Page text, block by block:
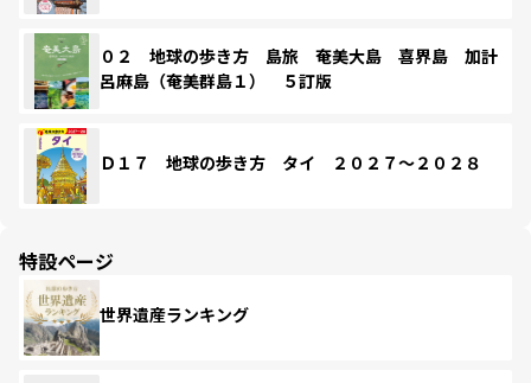
０２ 地球の歩き方 島旅 奄美大島 喜界島 加計
呂麻島（奄美群島１） ５訂版
Ｄ１７ 地球の歩き方 タイ ２０２７～２０２８
特設ページ
世界遺産ランキング